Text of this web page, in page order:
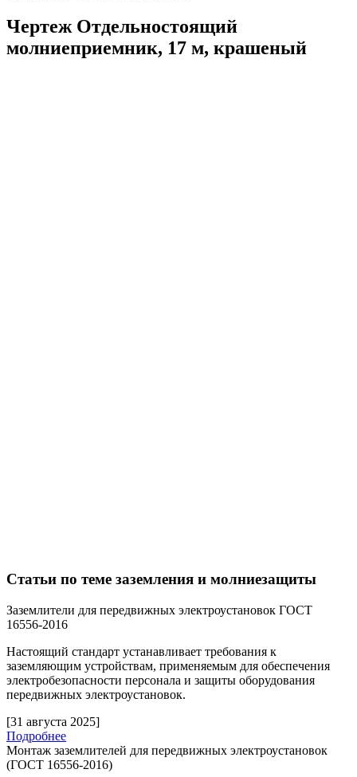
Чертеж Отдельностоящий
молниеприемник, 17 м, крашеный
Статьи по теме заземления и молниезащиты
Заземлители для передвижных электроустановок ГОСТ
16556-2016
Настоящий стандарт устанавливает требования к
заземляющим устройствам, применяемым для обеспечения
электробезопасности персонала и защиты оборудования
передвижных электроустановок.
[31 августа 2025]
Подробнее
Монтаж заземлителей для передвижных электроустановок
(ГОСТ 16556-2016)